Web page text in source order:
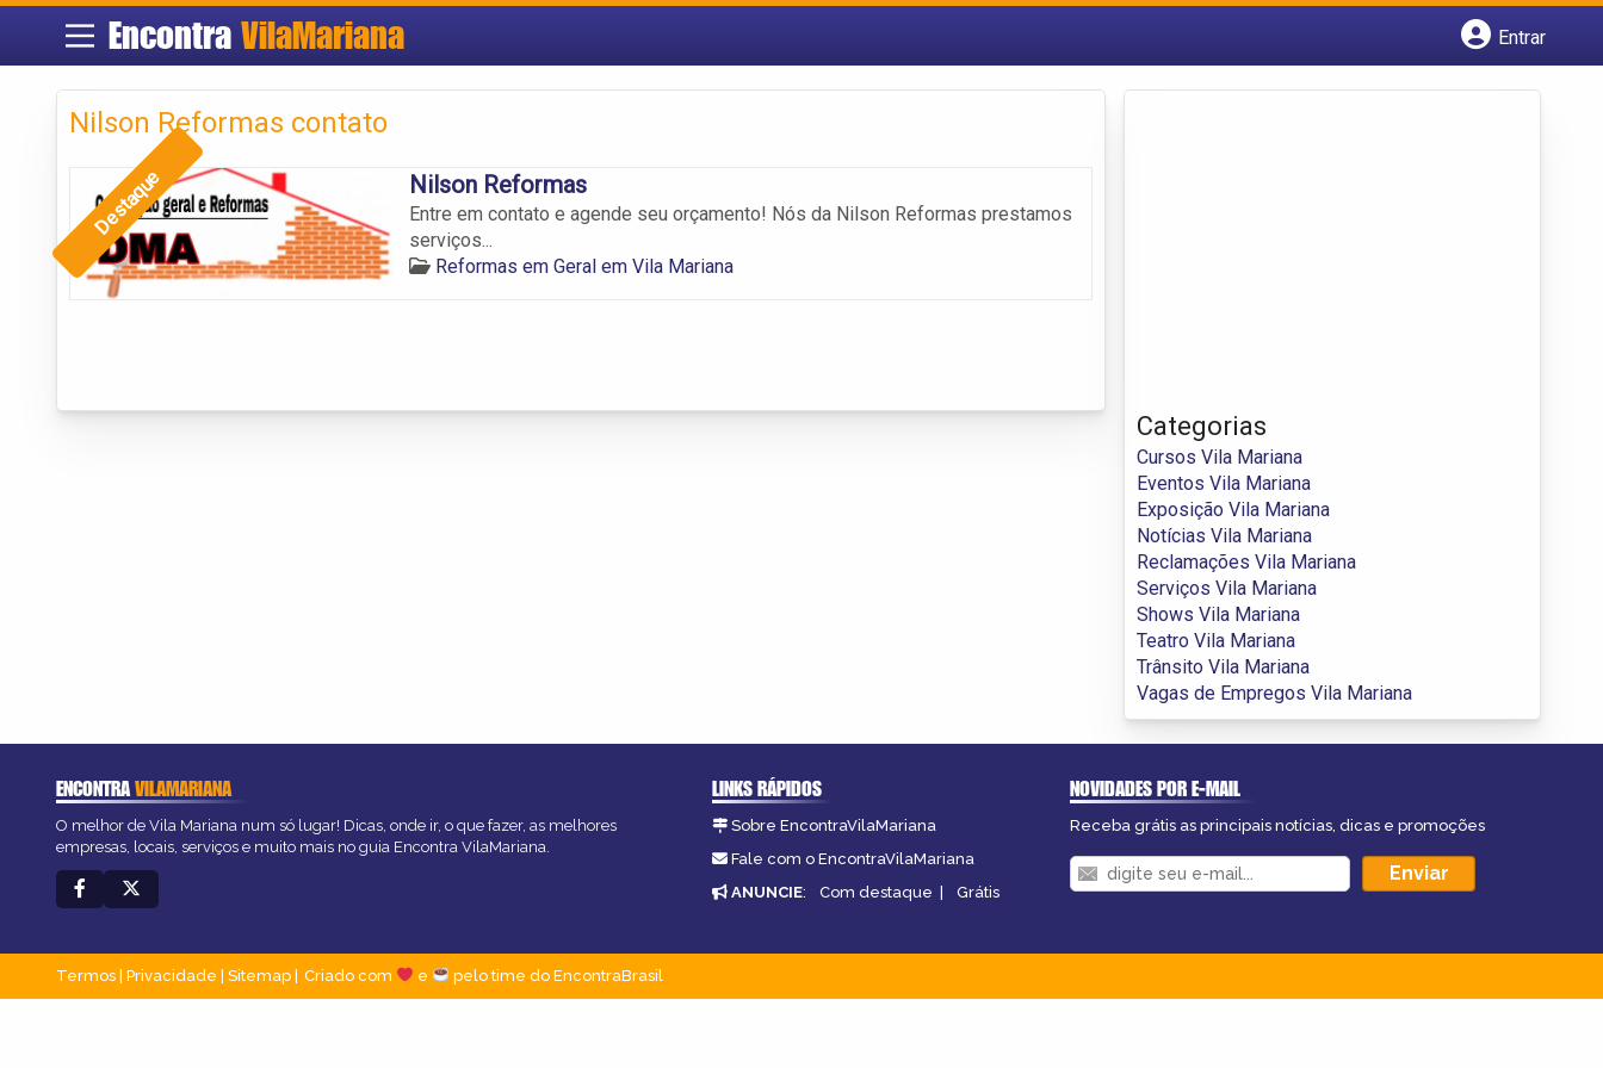
Encontra VilaMariana
Entrar
Nilson Reformas contato
Destaque Nilson Reformas
Entre em contato e agende seu orçamento! Nós da Nilson Reformas prestamos
serviços...
Reformas em Geral em Vila Mariana
Categorias
Cursos Vila Mariana
Eventos Vila Mariana
Exposição Vila Mariana
Notícias Vila Mariana
Reclamações Vila Mariana
Serviços Vila Mariana
Shows Vila Mariana
Teatro Vila Mariana
Trânsito Vila Mariana
Vagas de Empregos Vila Mariana
ENCONTRAVILAMARIANA
O melhor de Vila Mariana num só lugar! Dicas, onde ir, o que fazer, as melhores
empresas, locais, serviços e muito mais no guia Encontra VilaMariana.
LINKS RÁPIDOS
Sobre EncontraVilaMariana
Fale com o EncontraVilaMariana
ANUNCIE: Com destaque | Grátis
NOVIDADES POR E-MAIL
Receba grátis as principais notícias, dicas e promoções
Termos Privacidade Sitemap Criado com e pelo time do EncontraBrasil